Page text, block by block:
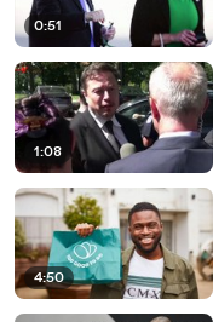
0:51
1:08
4:50